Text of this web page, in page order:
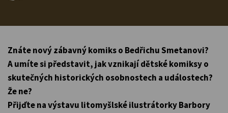
Znáte nový zábavný komiks o Bedřichu Smetanovi?
A umíte si představit, jak vznikají dětské komiksy o
skutečných historických osobnostech a událostech?
Že ne?
Přijďte na výstavu litomyšlské ilustrátorky Barbory